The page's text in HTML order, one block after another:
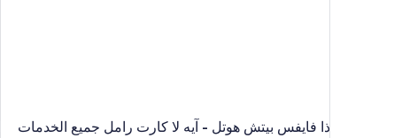
ذا فايفس بيتش هوتل - آيه لا كارت رامل جميع الخدمات